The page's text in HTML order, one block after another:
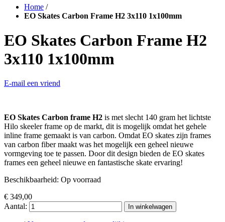
Home /
EO Skates Carbon Frame H2 3x110 1x100mm
EO Skates Carbon Frame H2
3x110 1x100mm
E-mail een vriend
EO Skates Carbon frame H2 is met slecht 140 gram het lichtste
Hilo skeeler frame op de markt, dit is mogelijk omdat het gehele
inline frame gemaakt is van carbon. Omdat EO skates zijn frames
van carbon fiber maakt was het mogelijk een geheel nieuwe
vormgeving toe te passen. Door dit design bieden de EO skates
frames een geheel nieuwe en fantastische skate ervaring!
Beschikbaarheid: Op voorraad
€ 349,00
Aantal:
In winkelwagen